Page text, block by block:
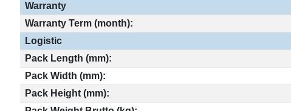
Warranty
Warranty Term (month):
Logistic
Pack Length (mm):
Pack Width (mm):
Pack Height (mm):